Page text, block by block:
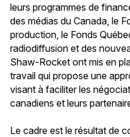
leurs programmes de
des médias du Canada, le
production, le Fonds
radiodiffusion et des
Shaw-Rocket ont mis en
travail qui propose une
visant à faciliter les
canadiens et leurs
Le cadre est le résultat de